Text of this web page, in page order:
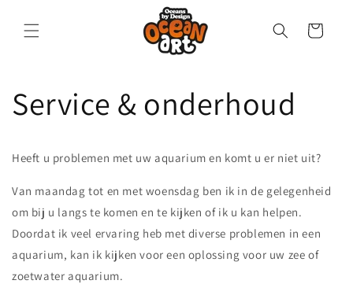
Inhalt
Warenkorb
Service & onderhoud
Heeft u problemen met uw aquarium en komt u er niet uit?
Van maandag tot en met woensdag ben ik in de gelegenheid
om bij u langs te komen en te kijken of ik u kan helpen.
Doordat ik veel ervaring heb met diverse problemen in een
aquarium, kan ik kijken voor een oplossing voor uw zee of
zoetwater aquarium.